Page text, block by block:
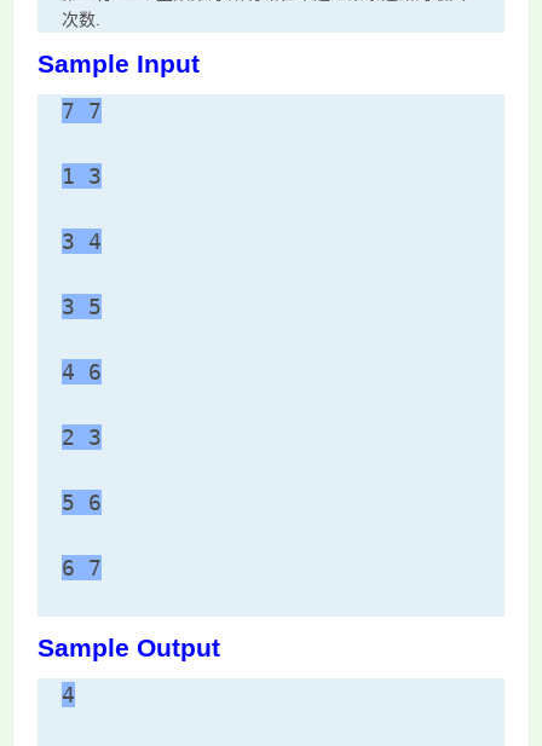
次数.
Sample Input
7 7
1 3
3 4
3 5
4 6
2 3
5 6
6 7
Sample Output
4